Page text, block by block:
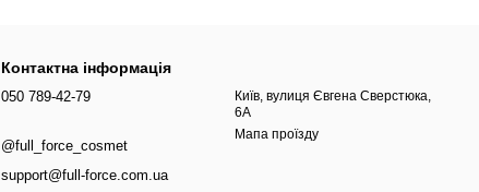
Контактна інформація
050 789-42-79
@full_force_cosmet
support@full-force.com.ua
Київ, вулиця Євгена Сверстюка,
6А
Мапа проїзду